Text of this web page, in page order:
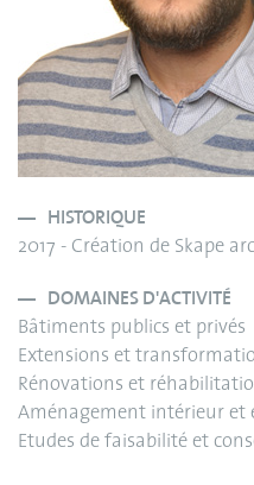
HISTORIQUE
2017 - Création de Skape
DOMAINES D'ACTIVITÉ
Bâtiments publics et privés
Extensions et
Rénovations et
Aménagement intérieur et
Etudes de faisabilité et